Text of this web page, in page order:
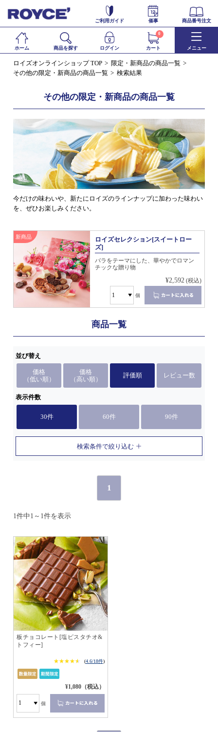
ご利用ガイド 催事 商品番号注文
ホーム 商品を探す ログイン カート
0
メニュー
ロイズオンラインショップ TOP
限定・新商品の商品一覧
その他の限定・新商品の商品一覧
検索結果
その他の限定・新商品の商品一覧
今だけの味わいや、新たにロイズのラインナップに加わった味わい
を、ぜひお楽しみください。
新商品
ロイズセレクション[スイートロー
ズ]
バラをテーマにした、華やかでロマン
チックな贈り物
¥2,592 (税込)
個
商品一覧
並び替え
価格
（低い順）
価格
（高い順）
評価順 レビュー数
表示件数
30件 60件 90件
検索条件で絞り込む
1
1件中1～1件を表示
板チョコレート[塩ピスタチオ&
トフィー]
★★★★★
★★★★★ (4.6/18件)
¥1,080（税込）
個